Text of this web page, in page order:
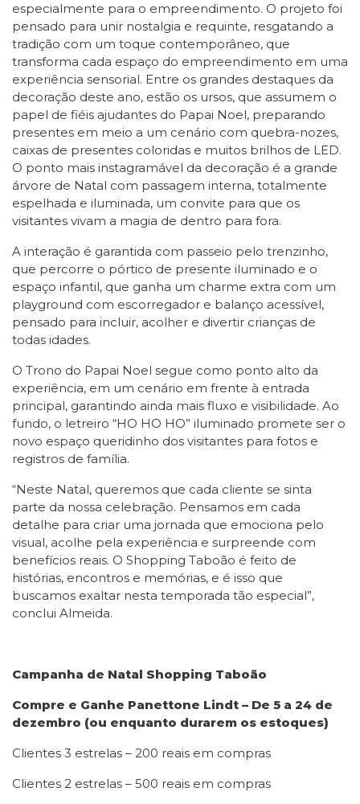
especialmente para o empreendimento. O projeto foi
pensado para unir nostalgia e requinte, resgatando a
tradição com um toque contemporâneo, que
transforma cada espaço do empreendimento em uma
experiência sensorial. Entre os grandes destaques da
decoração deste ano, estão os ursos, que assumem o
papel de fiéis ajudantes do Papai Noel, preparando
presentes em meio a um cenário com quebra-nozes,
caixas de presentes coloridas e muitos brilhos de LED.
O ponto mais instagramável da decoração é a grande
árvore de Natal com passagem interna, totalmente
espelhada e iluminada, um convite para que os
visitantes vivam a magia de dentro para fora.
A interação é garantida com passeio pelo trenzinho,
que percorre o pórtico de presente iluminado e o
espaço infantil, que ganha um charme extra com um
playground com escorregador e balanço acessível,
pensado para incluir, acolher e divertir crianças de
todas idades.
O Trono do Papai Noel segue como ponto alto da
experiência, em um cenário em frente à entrada
principal, garantindo ainda mais fluxo e visibilidade. Ao
fundo, o letreiro “HO HO HO” iluminado promete ser o
novo espaço queridinho dos visitantes para fotos e
registros de família.
“Neste Natal, queremos que cada cliente se sinta
parte da nossa celebração. Pensamos em cada
detalhe para criar uma jornada que emociona pelo
visual, acolhe pela experiência e surpreende com
benefícios reais. O Shopping Taboão é feito de
histórias, encontros e memórias, e é isso que
buscamos exaltar nesta temporada tão especial”,
conclui Almeida.
Campanha de Natal Shopping Taboão
Compre e Ganhe Panettone Lindt – De 5 a 24 de
dezembro (ou enquanto durarem os estoques)
Clientes 3 estrelas – 200 reais em compras
Clientes 2 estrelas – 500 reais em compras